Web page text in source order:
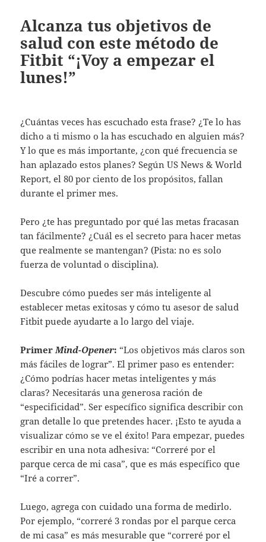
Alcanza tus objetivos de
salud con este método de
Fitbit “¡Voy a empezar el
lunes!”
¿Cuántas veces has escuchado esta frase? ¿Te lo has
dicho a ti mismo o la has escuchado en alguien más?
Y lo que es más importante, ¿con qué frecuencia se
han aplazado estos planes? Según US News & World
Report, el 80 por ciento de los propósitos, fallan
durante el primer mes.
Pero ¿te has preguntado por qué las metas fracasan
tan fácilmente? ¿Cuál es el secreto para hacer metas
que realmente se mantengan? (Pista: no es solo
fuerza de voluntad o disciplina).
Descubre cómo puedes ser más inteligente al
establecer metas exitosas y cómo tu asesor de salud
Fitbit puede ayudarte a lo largo del viaje.
Primer Mind-Opener: “Los objetivos más claros son
más fáciles de lograr”. El primer paso es entender:
¿Cómo podrías hacer metas inteligentes y más
claras? Necesitarás una generosa ración de
“especificidad”. Ser específico significa describir con
gran detalle lo que pretendes hacer. ¡Esto te ayuda a
visualizar cómo se ve el éxito! Para empezar, puedes
escribir en una nota adhesiva: “Correré por el
parque cerca de mi casa”, que es más específico que
“Iré a correr”.
Luego, agrega con cuidado una forma de medirlo.
Por ejemplo, “correré 3 rondas por el parque cerca
de mi casa” es más mesurable que “correré por el